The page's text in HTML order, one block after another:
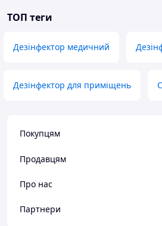
ТОП теги
Дезінфектор медичний
Дезінфектор для приміщень
Покупцям
Продавцям
Про нас
Партнери